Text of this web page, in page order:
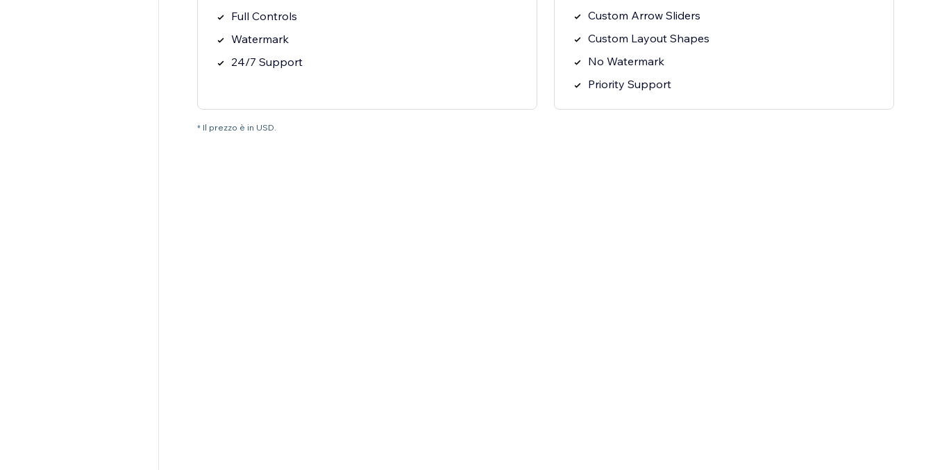
Full Controls
Watermark
24/7 Support
Custom Arrow Sliders
Custom Layout Shapes
No Watermark
Priority Support
* Il prezzo è in USD.